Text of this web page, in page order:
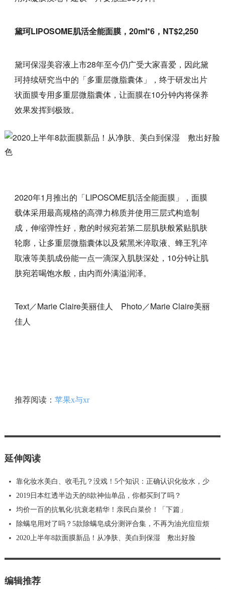
黛珂LIPOSOME肌活全能面膜，20ml*6，NT$2,250
黛珂保湿美容液上市28年至今仍广受大家喜爱，因此黛
珂持续研究当中的「多重层微脂囊体」，终于研发出片
状面膜专用多重层微脂囊体，让面膜在10分钟内将保养
效果发挥到极致。
2020年1月推出的「LIPOSOME肌活全能面膜」，面膜
载体采用最高规格的高弹力棉质并使用三层式构造制
成，伸缩弹性好，敷的时候宛若第二层肌肤般紧贴肌肤
轮廓，让多重层微脂囊体以及紫黑米淬取液、蜂王乳淬
取液等美肌成份能一点一滴深入肌肤深处，10分钟让肌
肤宛若喝饱水般，由内而外满溢润泽。
Text／Marie Claire美丽佳人 Photo／Marie Claire美丽
佳人
推荐阅读： 苹果x与xr
延伸阅读
靠化妆水美白、收毛孔？没戏！5个知识：正确认识化妆水，少
2019日本红透半边天的8款神仙单品，你都买到了吗？
均价一百的抗氧化/抗衰老精华！亲民白菜价！「下篇」
除螨皂用对了吗？5款除螨皂成分测评合集，不再为油光痘痘烦
2020上半年8款面膜新品！从净肤、美白到保湿 敷出好脸
编辑推荐